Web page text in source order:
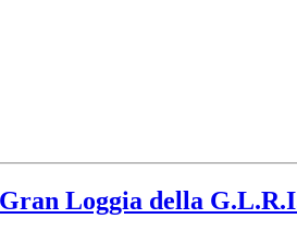
Loggia della